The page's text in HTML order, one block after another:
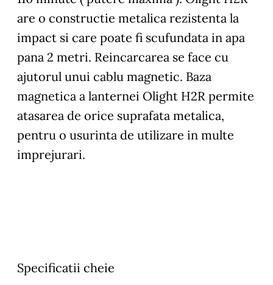
are o constructie metalica rezistenta la
impact si care poate fi scufundata in apa
pana 2 metri. Reincarcarea se face cu
ajutorul unui cablu magnetic. Baza
magnetica a lanternei Olight H2R permite
atasarea de orice suprafata metalica,
pentru o usurinta de utilizare in multe
imprejurari.
Specificatii cheie